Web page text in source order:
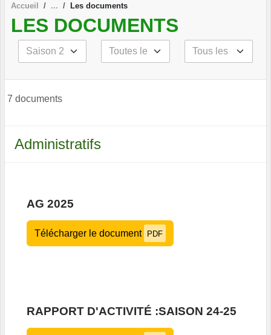
Accueil Les documents
LES DOCUMENTS
7 documents
Administratifs
AG 2025
Télécharger le document PDF
RAPPORT D'ACTIVITÉ :SAISON 24-25